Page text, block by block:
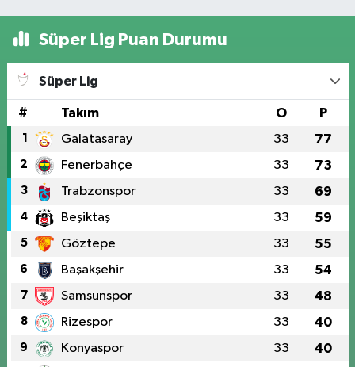
Süper Lig Puan Durumu
Süper Lig
# Takım O P
1 Galatasaray 33 77
2 Fenerbahçe 33 73
3 Trabzonspor 33 69
4 Beşiktaş 33 59
5 Göztepe 33 55
6 Başakşehir 33 54
7 Samsunspor 33 48
8 Rizespor 33 40
9 Konyaspor 33 40